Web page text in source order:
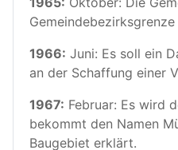
1966: Juni: Es soll ein
an der Schaffung einer
1967: Februar: Es wird
bekommt den Namen
Baugebiet erklärt.